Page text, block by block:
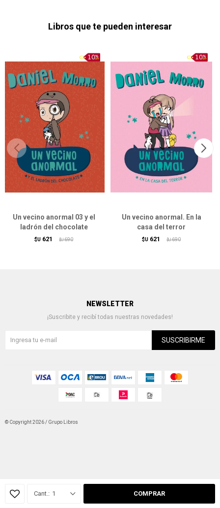
1 COMPRAR
Libros que te pueden interesar
Un vecino anormal 03 y el
ladrón del chocolate
$U 621 $U 690
Un vecino anormal. En la
casa del terror
$U 621 $U 690
NEWSLETTER
¡Suscribite y recibí todas nuestras novedades!
SUSCRIBIRME
© Copyright 2026 / Grupo Libros